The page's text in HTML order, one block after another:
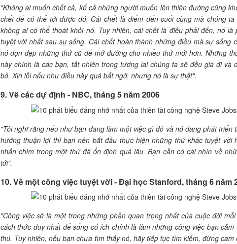
"Không ai muốn chết cả, kể cả những người muốn lên thiên đường cũng
chết để có thể tới được đó. Cái chết là điểm đến cuối cùng mà chúng ta
không ai có thể thoát khỏi nó. Tuy nhiên, cái chết là điều phải đến, nó là
tuyệt vời nhất sau sự sống. Cái chết hoàn thành những điều mà sự sống
nó dọn dẹp những thứ cũ để mở đường cho nhiều thứ mới hơn. Những
này chính là các bạn, tất nhiên trong tương lai chúng ta sẽ đều già đi và
bỏ. Xin lỗi nếu như điều này quá bất ngờ, nhưng nó là sự thật".
9. Về các dự định - NBC, tháng 5 năm 2006
"Tôi nghĩ rằng nếu như bạn đang làm một việc gì đó và nó đang phát triển
hướng thuận lợi thì bạn nên bắt đầu thực hiện những thứ khác tuyệt vời
nhấn chìm trong một thứ đã ổn định quá lâu. Bạn cần có cái nhìn về
tới".
10. Về một công việc tuyệt vời - Đại học Stanford, tháng 6 năm
"Công việc sẽ là một trong những phần quan trọng nhất của cuộc đời
cách thức duy nhất để sống có ích chính là làm những công việc bạn cảm
thú. Tuy nhiên, nếu bạn chưa tìm thấy nó, hãy tiếp tục tìm kiếm, đừng cam